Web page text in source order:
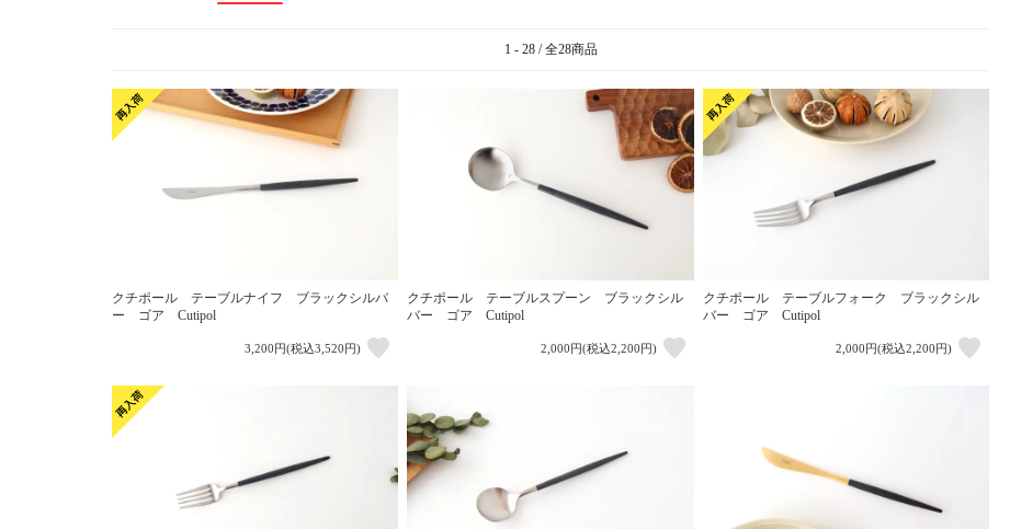
1 - 28 / 全28商品
クチポール テーブルナイフ ブラックシルバ
ー ゴア Cutipol
3,200円(税込3,520円)
クチポール テーブルスプーン ブラックシル
バー ゴア Cutipol
2,000円(税込2,200円)
クチポール テーブルフォーク ブラックシル
バー ゴア Cutipol
2,000円(税込2,200円)